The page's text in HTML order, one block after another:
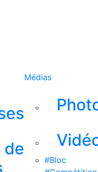
de
Médias
#Bloc